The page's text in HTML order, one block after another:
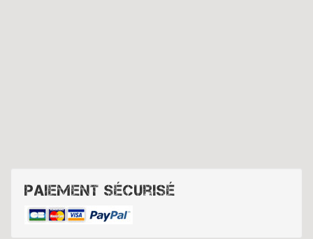
Paiement sécurisé